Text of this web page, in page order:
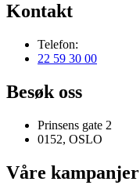
Kontakt
Telefon:
22 59 30 00
Besøk oss
Prinsens gate 2
0152, OSLO
Våre kampanjer